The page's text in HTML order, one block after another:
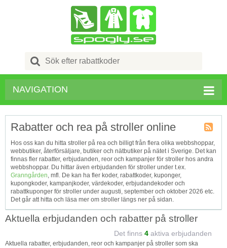
Search
for:
NAVIGATION
Tagg
RSS
Rabatter och rea på stroller online
Hos oss kan du hitta stroller på rea och billigt från flera olika webbshoppar,
webbutiker, återförsäljare, butiker och nätbutiker på nätet i Sverige. Det kan
finnas fler rabatter, erbjudanden, reor och kampanjer för stroller hos andra
webbshoppar. Du hittar även erbjudanden för stroller under t.ex.
Granngården, mfl. De kan ha fler koder, rabattkoder, kuponger,
kupongkoder, kampanjkoder, värdekoder, erbjudandekoder och
rabattkuponger för stroller under augusti, september och oktober 2026 etc.
Det går att hitta och läsa mer om stroller längs ner på sidan.
Aktuella erbjudanden och rabatter på stroller
Det finns 4 aktiva erbjudanden
Aktuella rabatter, erbjudanden, reor och kampanjer på stroller som ska